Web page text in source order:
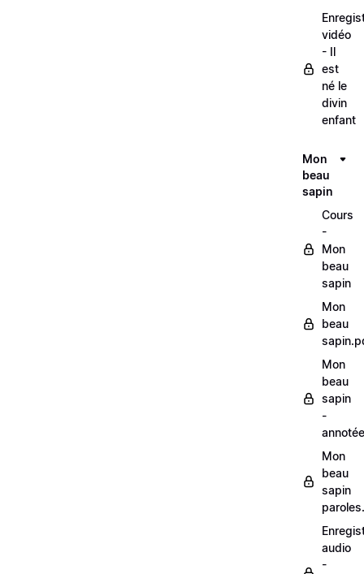
vidéo
- Il
est
né le
divin
enfant
Mon
beau
sapin
Cours
-
Mon
beau
sapin
Mon
beau
Mon
beau
sapin
-
Mon
beau
sapin
audio
-